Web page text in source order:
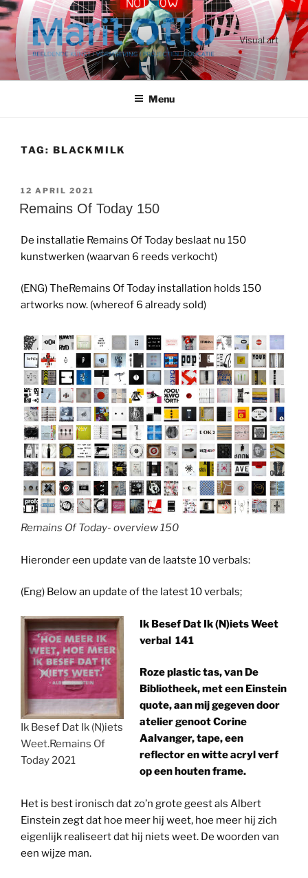
Ga
naar
de
inhoud
Visual art
Menu
TAG: BLACKMILK
GEPLAATST
OP
12 APRIL 2021
Remains Of Today 150
De installatie Remains Of Today beslaat nu 150
kunstwerken (waarvan 6 reeds verkocht)
(ENG) TheRemains Of Today installation holds 150
artworks now. (whereof 6 already sold)
Remains Of Today- overview 150
Hieronder een update van de laatste 10 verbals:
(Eng) Below an update of the latest 10 verbals;
Ik Besef Dat Ik (N)iets
Weet.Remains Of
Today 2021
Ik Besef Dat Ik (N)iets Weet
verbal 141
Roze plastic tas, van De
Bibliotheek, met een Einstein
quote, aan mij gegeven door
atelier genoot Corine
Aalvanger, tape, een
reflector en witte acryl verf
op een houten frame.
Het is best ironisch dat zo’n grote geest als Albert
Einstein zegt dat hoe meer hij weet, hoe meer hij zich
eigenlijk realiseert dat hij niets weet. De woorden van
een wijze man.